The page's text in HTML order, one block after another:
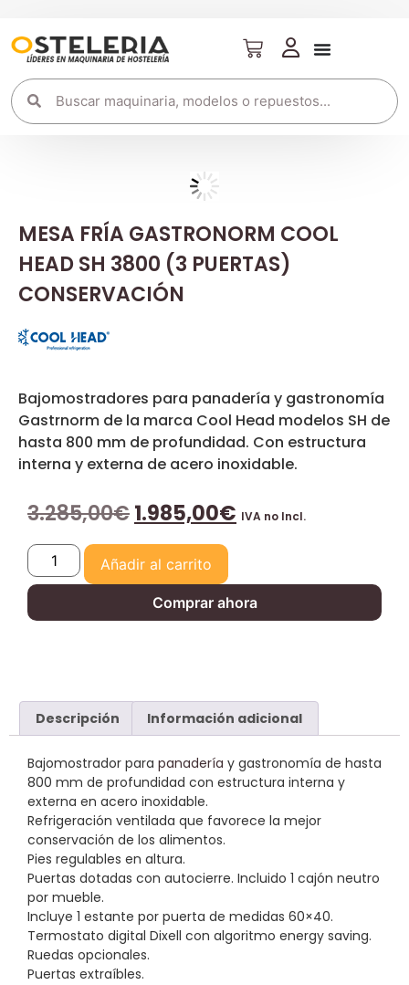
MESA FRÍA GASTRONORM COOL
HEAD SH 3800 (3 PUERTAS)
CONSERVACIÓN
Bajomostradores para panadería y gastronomía
Gastrnorm de la marca Cool Head modelos SH de
hasta 800 mm de profundidad. Con estructura
interna y externa de acero inoxidable.
3.285,00€1.985,00€ IVA no Incl.
Añadir al carrito
Comprar ahora
Descripción Información adicional
Bajomostrador para panadería y gastronomía de hasta
800 mm de profundidad con estructura interna y
externa en acero inoxidable.
Refrigeración ventilada que favorece la mejor
conservación de los alimentos.
Pies regulables en altura.
Puertas dotadas con autocierre. Incluido 1 cajón neutro
por mueble.
Incluye 1 estante por puerta de medidas 60×40.
Termostato digital Dixell con algoritmo energy saving.
Ruedas opcionales.
Puertas extraíbles.